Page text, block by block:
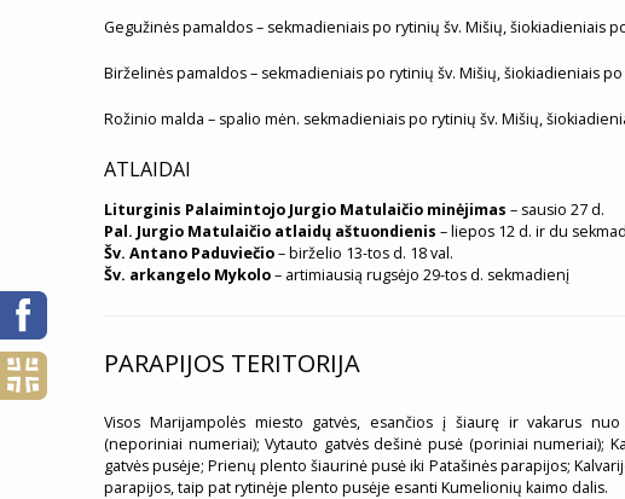
Gegužinės pamaldos – sekmadieniais po rytinių šv. Mišių, šiokiadieniais
Birželinės pamaldos – sekmadieniais po rytinių šv. Mišių, šiokiadieniais
Rožinio malda – spalio mėn. sekmadieniais po rytinių šv. Mišių,
ATLAIDAI
Liturginis Palaimintojo Jurgio Matulaičio minėjimas – sausio 27 d.
Pal. Jurgio Matulaičio atlaidų aštuondienis – liepos 12 d. ir du
Šv. Antano Paduviečio– birželio 13-tos d. 18 val.
Šv. arkangelo Mykolo– artimiausią rugsėjo 29-tos d. sekmadienį
PARAPIJOS TERITORIJA
Visos Marijampolės miesto gatvės, esančios į šiaurę ir vakarus
(neporiniai numeriai); Vytauto gatvės dešinė pusė (poriniai numeriai);
gatvės pusėje; Prienų plento šiaurinė pusė iki Patašinės parapijos;
parapijos, taip pat rytinėje plento pusėje esanti Kumelionių kaimo dalis.